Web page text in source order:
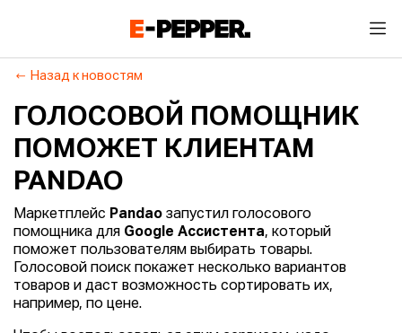
Назад к новостям
ГОЛОСОВОЙ ПОМОЩНИК
ПОМОЖЕТ КЛИЕНТАМ
PANDAO
Маркетплейс Pandao запустил голосового
помощника для Google Ассистента, который
поможет пользователям выбирать товары.
Голосовой поиск покажет несколько вариантов
товаров и даст возможность сортировать их,
например, по цене.